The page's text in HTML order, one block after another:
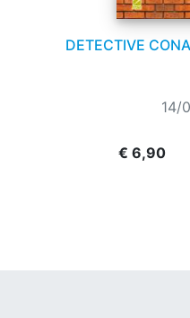
DETECTIVE
14/
€ 6,90